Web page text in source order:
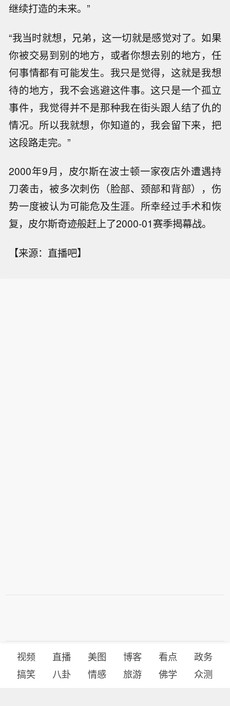
继续打造的未来。”
“我当时就想，兄弟，这一切就是感觉对了。如果
你被交易到别的地方，或者你想去别的地方，任
何事情都有可能发生。我只是觉得，这就是我想
待的地方，我不会逃避这件事。这只是一个孤立
事件，我觉得并不是那种我在街头跟人结了仇的
情况。所以我就想，你知道的，我会留下来，把
这段路走完。”
2000年9月，皮尔斯在波士顿一家夜店外遭遇持
刀袭击，被多次刺伤（脸部、颈部和背部），伤
势一度被认为可能危及生涯。所幸经过手术和恢
复，皮尔斯奇迹般赶上了2000-01赛季揭幕战。
【来源：直播吧】
视频 直播 美图 博客 看点
政务
搞笑
八卦 情感 旅游 佛学 众测